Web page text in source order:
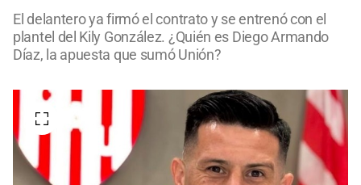
El delantero ya firmó el contrato y se entrenó con el
plantel del Kily González. ¿Quién es Diego Armando
Díaz, la apuesta que sumó Unión?